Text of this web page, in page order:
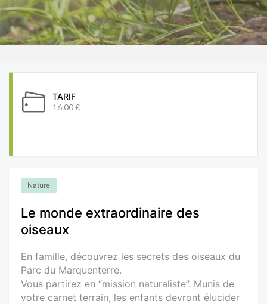
TARIF
16.00 €
Nature
Le monde extraordinaire des
oiseaux
En famille, découvrez les secrets des oiseaux du
Parc du Marquenterre.
Vous partirez en “mission naturaliste”. Munis de
votre carnet terrain, les enfants devront élucider